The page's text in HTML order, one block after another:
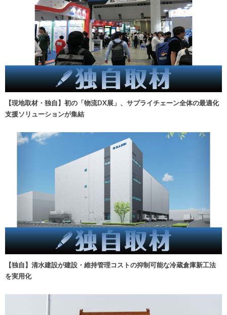
【現地取材・独自】初の「物流DX展」、サプライチェーン全体の最適化
支援ソリューションが集結
【独自】清水建設が建設・維持管理コストの抑制可能な冷蔵倉庫新工法
を実用化